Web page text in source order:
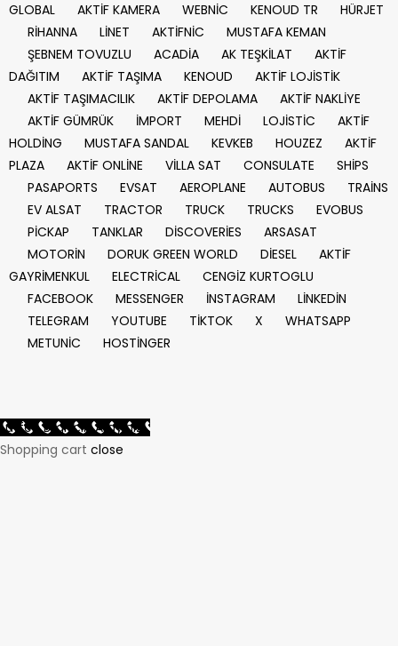
GLOBAL
AKTİF KAMERA WEBNİC KENOUD TR
HÜRJET
RİHANNA
LİNET AKTİFNİC
MUSTAFA KEMAN
ŞEBNEM TOVUZLU
ACADİA AK TEŞKİLAT
AKTİF
DAĞITIM
AKTİF TAŞIMA KENOUD
AKTİF LOJİSTİK
AKTİF TAŞIMACILIK
AKTİF DEPOLAMA
AKTİF NAKLİYE
AKTİF GÜMRÜK
İMPORT MEHDİ LOJİSTİC
AKTİF
HOLDİNG
MUSTAFA SANDAL KEVKEB HOUZEZ
AKTİF
PLAZA
AKTİF ONLİNE VİLLA SAT CONSULATE
SHİPS
PASAPORTS
EVSAT AEROPLANE AUTOBUS
TRAİNS
EV ALSAT
TRACTOR TRUCK TRUCKS
EVOBUS
PİCKAP
TANKLAR DİSCOVERİES
ARSASAT
MOTORİN
DORUK GREEN WORLD DİESEL
AKTİF
GAYRİMENKUL
ELECTRİCAL
CENGİZ KURTOGLU
FACEBOOK
MESSENGER İNSTAGRAM
LİNKEDİN
TELEGRAM
YOUTUBE TİKTOK X
WHATSAPP
METUNİC
HOSTİNGER
Lütfen Bilgi İçin Arayınız...
Shopping cart close